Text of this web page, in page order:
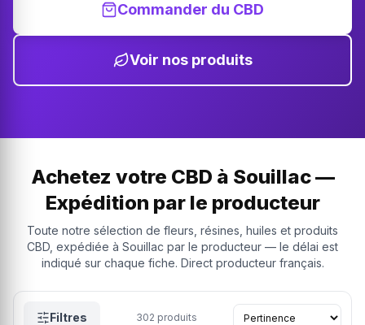
Commander du CBD
Voir nos produits
Achetez votre CBD à Souillac —
Expédition par le producteur
Toute notre sélection de fleurs, résines, huiles et produits
CBD, expédiée à Souillac par le producteur — le délai est
indiqué sur chaque fiche. Direct producteur français.
Filtres 302 produits